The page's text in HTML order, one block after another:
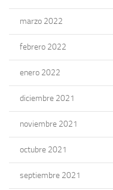
marzo 2022
febrero 2022
enero 2022
diciembre 2021
noviembre 2021
octubre 2021
septiembre 2021